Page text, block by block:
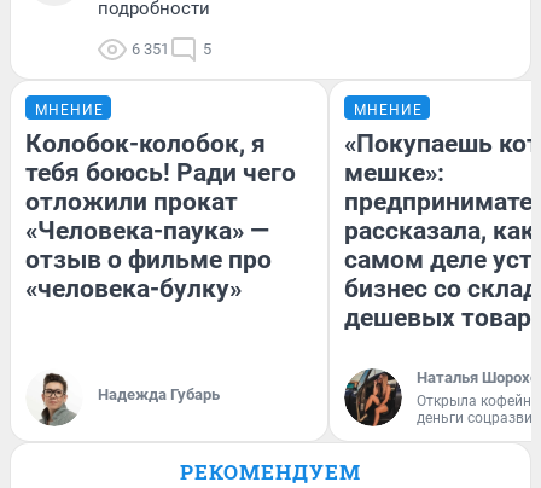
подробности
6 351 5
МНЕНИЕ
Колобок-колобок, я
тебя боюсь! Ради чего
отложили прокат
«Человека-паука» —
отзыв о фильме про
«человека-булку»
Надежда Губарь
МНЕНИЕ
«Покупаешь
мешке»:
рассказала, как
самом деле
бизнес со
дешевых
Наталья
Открыла
деньги
РЕКОМЕНДУЕМ